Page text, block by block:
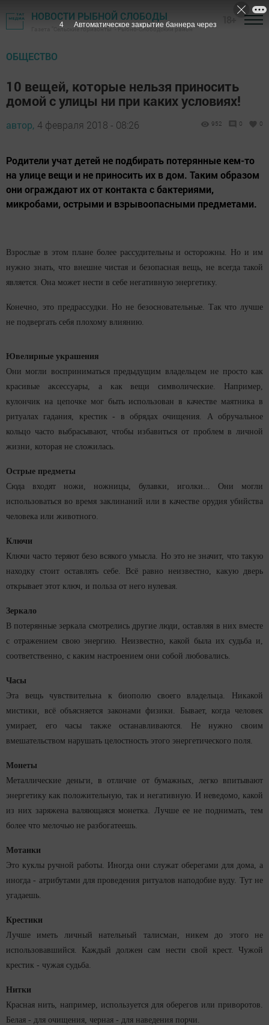
НОВОСТИ РЫБНОЙ СЛОБОДЫ
Газета "Сельские горизонты" - Рыбно-Слободский район
ОБЩЕСТВО
10 вещей, которые нельзя приносить
домой с улицы ни при каких условиях!
автор, 4 февраля 2018 - 08:26 952 0 0
Родители учат детей не подбирать потерянные кем-то
на улице вещи и не приносить их в дом. Таким образом
они ограждают их от контакта с бактериями,
микробами, острыми и взрывоопасными предметами.
Взрослые в этом плане более рассудительны и осторожны. Но и им
нужно знать, что внешне чистая и безопасная вещь, не всегда такой
является. Она может нести в себе негативную энергетику.
Конечно, это предрассудки. Но не безосновательные. Так что лучше
не подвергать себя плохому влиянию.
Ювелирные украшения
Они могли восприниматься предыдущим владельцем не просто как
красивые аксессуары, а как вещи символические. Например,
кулончик на цепочке мог быть использован в качестве маятника в
ритуалах гадания, крестик - в обрядах очищения. А обручальное
кольцо часто выбрасывают, чтобы избавиться от проблем в личной
жизни, которая не сложилась.
Острые предметы
Сюда входят ножи, ножницы, булавки, иголки... Они могли
использоваться во время заклинаний или в качестве орудия убийства
человека или животного.
Ключи
Ключи часто теряют безо всякого умысла. Но это не значит, что такую
находку стоит оставлять себе. Всё равно неизвестно, какую дверь
открывает этот ключ, и польза от него нулевая.
Зеркало
В потерянные зеркала смотрелись другие люди, оставляя в них вместе
с отражением свою энергию. Неизвестно, какой была их судьба и,
соответственно, с каким настроением они собой любовались.
Часы
Эта вещь чувствительна к биополю своего владельца. Никакой
мистики, всё объясняется законами физики. Бывает, когда человек
умирает, его часы также останавливаются. Не нужно своим
вмешательством нарушать целостность этого энергетического поля.
Монеты
Металлические деньги, в отличие от бумажных, легко впитывают
энергетику как положительную, так и негативную. И неведомо, какой
из них заряжена валяющаяся монетка. Лучше ее не поднимать, тем
более что мелочью не разбогатеешь.
Мотанки
Это куклы ручной работы. Иногда они служат оберегами для дома, а
иногда - атрибутами для проведения ритуалов наподобие вуду. Тут не
угадаешь.
Крестики
Лучше иметь личный нательный талисман, никем до этого не
использовавшийся. Каждый должен сам нести свой крест. Чужой
крестик - чужая судьба.
Нитки
Красная нить, например, используется для оберегов или приворотов.
Белая - для очищения, черная - для наведения порчи.
3 Автоматическое закрытие баннера через